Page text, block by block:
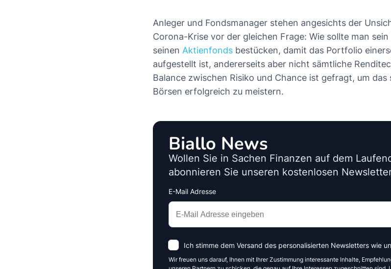
Anleger und Fondsmanager stehen angesichts der
Corona-Krise vor der gleichen Frage: Wie sollte man
seinen Aktienfonds bestücken, damit das Portfolio
aufgestellt ist, andererseits aber nicht sämtliche
Balance zwischen Risiko und Chance ist gefragt, um das
Börsen erfolgreich zu meistern.
Biallo News
Wollen Sie in Sachen Finanzen auf dem
abonnieren Sie unseren kostenlosen
E-Mail Adresse
Interests
Amount
Ich stimme dem Versand des personalisierten Newsletters wie
Wir freuen uns darauf, Ihnen mit Ihrer Zustimmung interessante Inhalte,